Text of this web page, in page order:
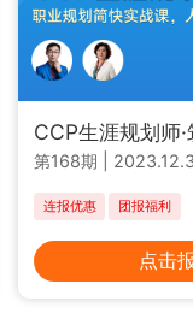
CCP生涯规划师
第168期
连报优惠 团报福利
点击